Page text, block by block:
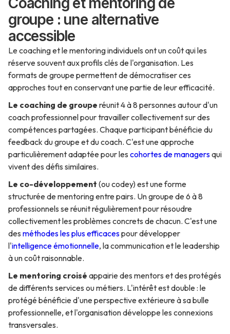
groupe : une alternative
accessible
Le coaching et le mentoring individuels ont un coût qui les
réserve souvent aux profils clés de l'organisation. Les
formats de groupe permettent de démocratiser ces
approches tout en conservant une partie de leur efficacité.
Le coaching de groupe réunit 4 à 8 personnes autour d'un
coach professionnel pour travailler collectivement sur des
compétences partagées. Chaque participant bénéficie du
feedback du groupe et du coach. C'est une approche
particulièrement adaptée pour les cohortes de managersqui
vivent des défis similaires.
Le co-développement (ou codey) est une forme
structurée de mentoring entre pairs. Un groupe de 6 à 8
professionnels se réunit régulièrement pour résoudre
collectivement les problèmes concrets de chacun. C'est une
des méthodes les plus efficacespour développer
l'intelligence émotionnelle, la communication et le leadership
à un coût raisonnable.
Le mentoring croisé appairie des mentors et des protégés
de différents services ou métiers. L'intérêt est double : le
protégé bénéficie d'une perspective extérieure à sa bulle
professionnelle, et l'organisation développe les connexions
transversales.